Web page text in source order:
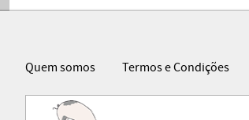
Quem somos Termos e Condições